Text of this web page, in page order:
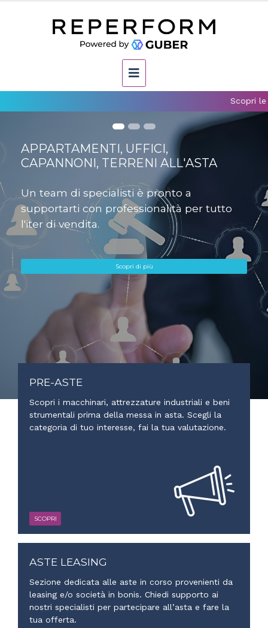
Scopri le ultime
POLO COMMERCIALE IN
COSTRUZIONE NEL CUORE DI
SALSOMAGGIORE TERME
Complesso commerciale/direzionale Dalla
Rosa
FAI LA TUA VALUTAZIONE
PRE-ASTE
Scopri i macchinari, attrezzature industriali e beni
strumentali prima della messa in asta. Scegli la
categoria di tuo interesse, fai la tua valutazione.
SCOPRI
ASTE LEASING
Sezione dedicata alle aste in corso provenienti da
leasing e/o società in bonis. Chiedi supporto ai
nostri specialisti per partecipare all’asta e fare la
tua offerta.